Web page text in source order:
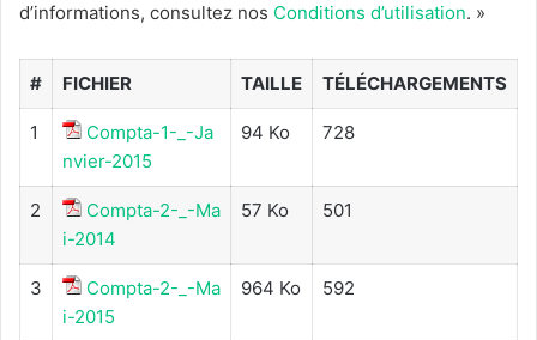
d’informations, consultez nos Conditions d’utilisation. »
# FICHIER TAILLE TÉLÉCHARGEMENTS
1
Compta-1-_-Ja
nvier-2015
94 Ko 728
2
Compta-2-_-Ma
i-2014
57 Ko 501
3
Compta-2-_-Ma
i-2015
964 Ko 592